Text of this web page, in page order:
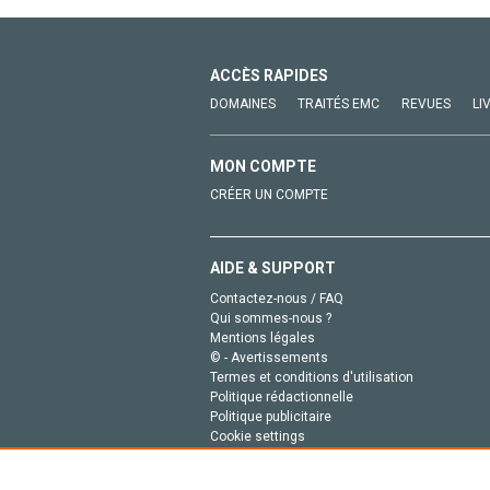
ACCÈS RAPIDES
DOMAINES TRAITÉS EMC REVUES
MON COMPTE
CRÉER UN COMPTE
AIDE & SUPPORT
Contactez-nous / FAQ
Qui sommes-nous ?
Mentions légales
© - Avertissements
Termes et conditions d'utilisation
Politique rédactionnelle
Politique publicitaire
Cookie settings